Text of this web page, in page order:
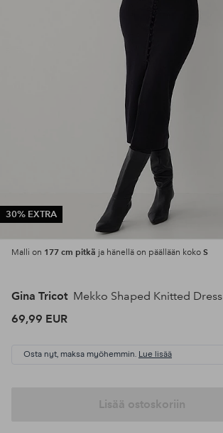
30% EXTRA
Malli on 177 cm pitkä ja hänellä on päällään koko S
Gina Tricot Mekko Shaped Knitted Dress
69,99 EUR
Osta nyt, maksa myöhemmin. Lue lisää
Lisää ostoskoriin